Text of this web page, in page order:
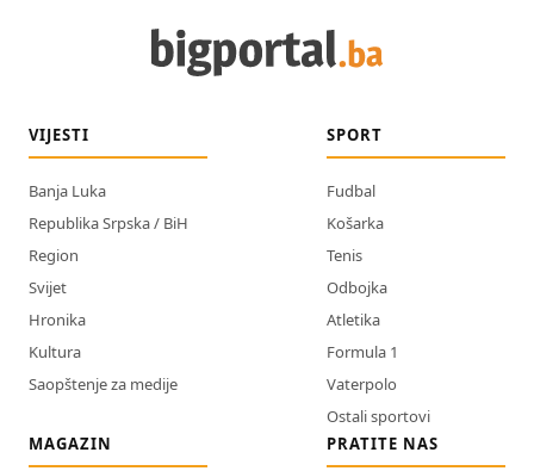
VIJESTI
Banja Luka
Republika Srpska / BiH
Region
Svijet
Hronika
Kultura
Saopštenje za medije
SPORT
Fudbal
Košarka
Tenis
Odbojka
Atletika
Formula 1
Vaterpolo
Ostali sportovi
MAGAZIN
PRATITE NAS